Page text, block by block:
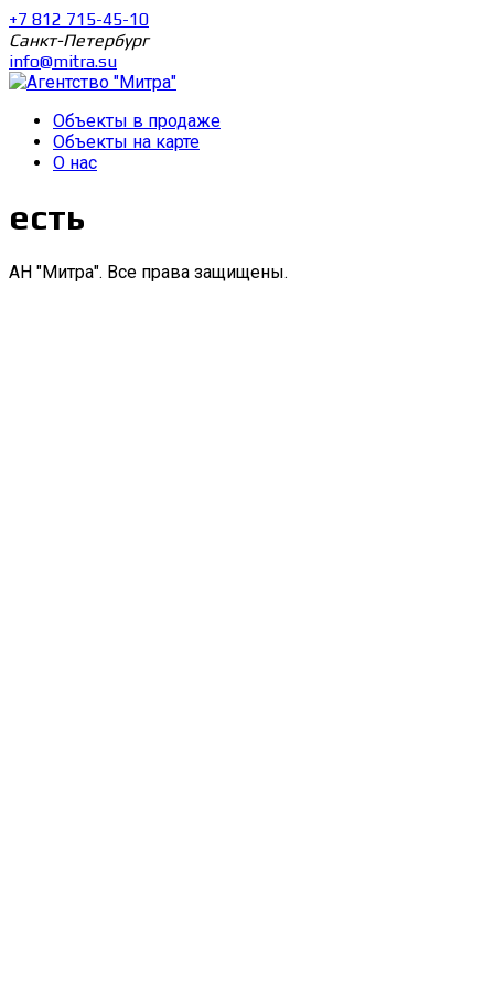
+7 812 715-45-10
Санкт-Петербург
info@mitra.su
Объекты в продаже
Объекты на карте
О нас
есть
АН "Митра". Все права защищены.